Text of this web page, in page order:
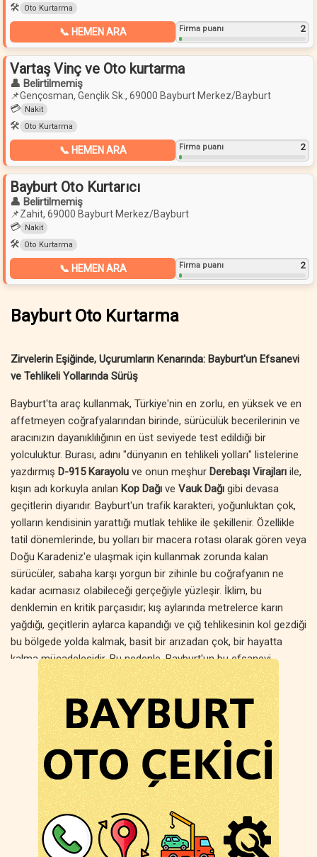
🛠️ Oto Kurtarma
📞 HEMEN ARA Firma puanı 2
Vartaş Vinç ve Oto kurtarma
👤 Belirtilmemiş
📌Gençosman, Gençlik Sk., 69000 Bayburt Merkez/Bayburt
💳 Nakit
🛠️ Oto Kurtarma
📞 HEMEN ARA Firma puanı 2
Bayburt Oto Kurtarıcı
👤 Belirtilmemiş
📌Zahit, 69000 Bayburt Merkez/Bayburt
💳 Nakit
🛠️ Oto Kurtarma
📞 HEMEN ARA Firma puanı 2
Bayburt Oto Kurtarma
Zirvelerin Eşiğinde, Uçurumların Kenarında: Bayburt'un Efsanevi
ve Tehlikeli Yollarında Sürüş
Bayburt'ta araç kullanmak, Türkiye'nin en zorlu, en yüksek ve en
affetmeyen coğrafyalarından birinde, sürücülük becerilerinin ve
aracınızın dayanıklılığının en üst seviyede test edildiği bir
yolculuktur. Burası, adını "dünyanın en tehlikeli yolları" listelerine
yazdırmış D-915 Karayolu ve onun meşhur Derebaşı Virajları ile,
kışın adı korkuyla anılan Kop Dağı ve Vauk Dağı gibi devasa
geçitlerin diyarıdır. Bayburt'un trafik karakteri, yoğunluktan çok,
yolların kendisinin yarattığı mutlak tehlike ile şekillenir. Özellikle
tatil dönemlerinde, bu yolları bir macera rotası olarak gören veya
Doğu Karadeniz'e ulaşmak için kullanmak zorunda kalan
sürücüler, sabaha karşı yorgun bir zihinle bu coğrafyanın ne
kadar acımasız olabileceği gerçeğiyle yüzleşir. İklim, bu
denklemin en kritik parçasıdır; kış aylarında metrelerce karın
yağdığı, geçitlerin aylarca kapandığı ve çığ tehlikesinin kol gezdiği
bu bölgede yolda kalmak, basit bir arızadan çok, bir hayatta
kalma mücadelesidir. Bu nedenle, Bayburt'un bu efsanevi
yollarında direksiyon sallayan her sürücünün, güvenilir ve bu
ekstrem koşullarda operasyon yapabilen bir Bayburt oto
kurtarma hizmetinin bilgisine sahip olması, bir tedbirden çok
daha fazlası, hayati bir zorunluluktur.
Bayburt'un Risk Haritası: Hangi 'Ölüm Yolu' ve Dağ Geçidi Acil
Kurtarma Operasyonu Gerektiriyor?
Bayburt'un yol ağı, "riskli" kelimesinin anlamını yitirdiği, her bir
kilometresinin potansiyel bir tehlike barındırdığı güzergahlardan
oluşur. Bu bölgeler, bir arıza veya kazanın basit bir yol yardımı
değil, tam teşekküllü bir dağ kurtarma operasyonu gerektirdiği